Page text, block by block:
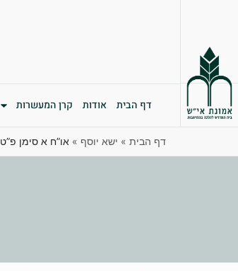
דף הבית אודות קרן המעשרות
דף הבית » ישא יוסף » או”ח א סימן פ”ט